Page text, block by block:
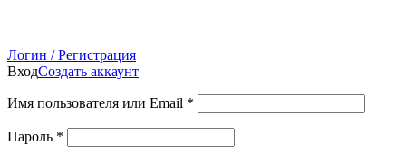
Логин / Регистрация
ВходСоздать аккаунт
Имя пользователя или Email *
Пароль *